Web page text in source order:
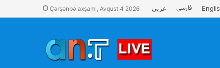
Çərşənbə axşamı, Avqust 4 2026 عربي فارسی